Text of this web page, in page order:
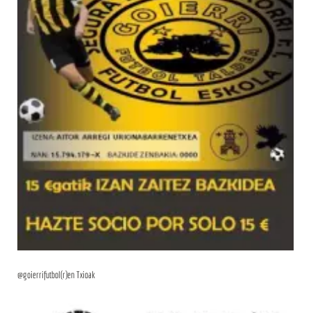
@goierrifutbol(r)en Txioak